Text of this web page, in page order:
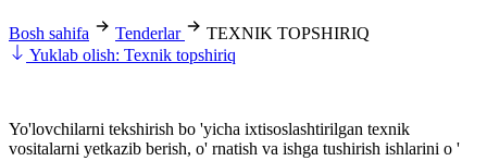
Bosh sahifa Tenderlar
TEXNIK TOPSHIRIQ
Yuklab olish: Texnik topshiriq
Yo'lovchilarni tekshirish bo 'yicha ixtisoslashtirilgan texnik
vositalarni yetkazib berish, o' rnatish va ishga tushirish ishlarini o '